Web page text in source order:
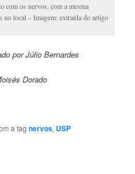
com os nervos, com a mesma
local – Imagem: extraída do artigo
por Júlio Bernardes
Dorado
a tagnervos, USP